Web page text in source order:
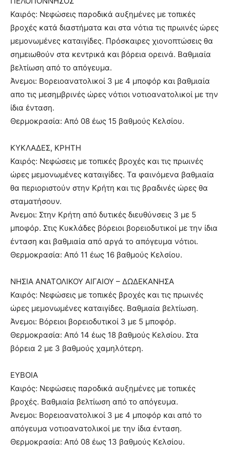
Καιρός: Νεφώσεις παροδικά αυξημένες με τοπικές
βροχές κατά διαστήματα και στα νότια τις πρωινές ώρες
μεμονωμένες καταιγίδες. Πρόσκαιρες χιονοπτώσεις θα
σημειωθούν στα κεντρικά και βόρεια ορεινά. Βαθμιαία
βελτίωση από το απόγευμα.
Άνεμοι: Βορειοανατολικοί 3 με 4 μποφόρ και βαθμιαία
απο τις μεσημβρινές ώρες νότιοι νοτιοανατολικοί με την
ίδια ένταση.
Θερμοκρασία: Από 08 έως 15 βαθμούς Κελσίου.
ΚΥΚΛΑΔΕΣ, ΚΡΗΤΗ
Καιρός: Νεφώσεις με τοπικές βροχές και τις πρωινές
ώρες μεμονωμένες καταιγίδες. Τα φαινόμενα βαθμιαία
θα περιοριστούν στην Κρήτη και τις βραδινές ώρες θα
σταματήσουν.
Άνεμοι: Στην Κρήτη από δυτικές διευθύνσεις 3 με 5
μποφόρ. Στις Κυκλάδες βόρειοι βορειοδυτικοί με την ίδια
ένταση και βαθμιαία από αργά το απόγευμα νότιοι.
Θερμοκρασία: Από 11 έως 16 βαθμούς Κελσίου.
ΝΗΣΙΑ ΑΝΑΤΟΛΙΚΟΥ ΑΙΓΑΙΟΥ – ΔΩΔΕΚΑΝΗΣΑ
Καιρός: Νεφώσεις με τοπικές βροχές και τις πρωινές
ώρες μεμονωμένες καταιγίδες. Βαθμιαία βελτίωση.
Άνεμοι: Βόρειοι βορειοδυτικοί 3 με 5 μποφόρ.
Θερμοκρασία: Από 14 έως 18 βαθμούς Κελσίου. Στα
βόρεια 2 με 3 βαθμούς χαμηλότερη.
ΕΥΒΟΙΑ
Καιρός: Νεφώσεις παροδικά αυξημένες με τοπικές
βροχές. Βαθμιαία βελτίωση από το απόγευμα.
Άνεμοι: Βορειοανατολικοί 3 με 4 μποφόρ και από το
απόγευμα νοτιοανατολικοί με την ίδια ένταση.
Θερμοκρασία: Από 08 έως 13 βαθμούς Κελσίου.